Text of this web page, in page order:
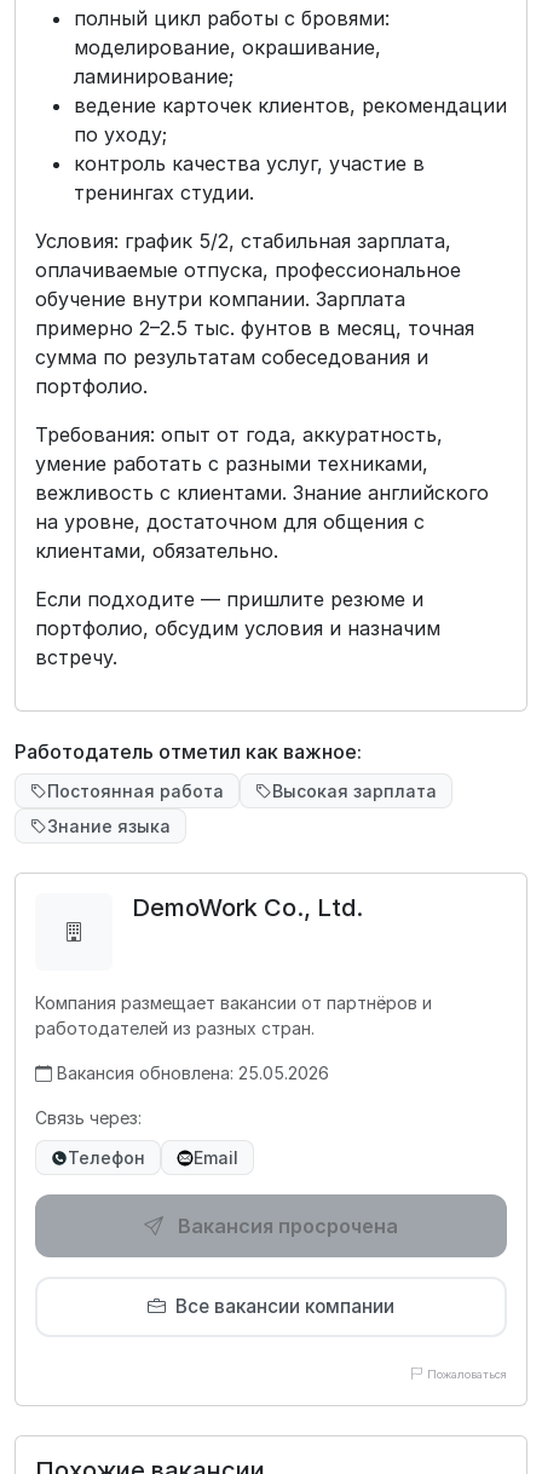
полный цикл работы с бровями:
моделирование, окрашивание,
ламинирование;
ведение карточек клиентов, рекомендации
по уходу;
контроль качества услуг, участие в
тренингах студии.
Условия: график 5/2, стабильная зарплата,
оплачиваемые отпуска, профессиональное
обучение внутри компании. Зарплата
примерно 2–2.5 тыс. фунтов в месяц, точная
сумма по результатам собеседования и
портфолио.
Требования: опыт от года, аккуратность,
умение работать с разными техниками,
вежливость с клиентами. Знание английского
на уровне, достаточном для общения с
клиентами, обязательно.
Если подходите — пришлите резюме и
портфолио, обсудим условия и назначим
встречу.
Работодатель отметил как важное:
Постоянная работа
Высокая зарплата
Знание языка
DemoWork Co., Ltd.
Компания размещает вакансии от партнёров и
работодателей из разных стран.
Вакансия обновлена: 25.05.2026
Связь через:
Телефон
Email
Вакансия просрочена
Все вакансии компании
Пожаловаться